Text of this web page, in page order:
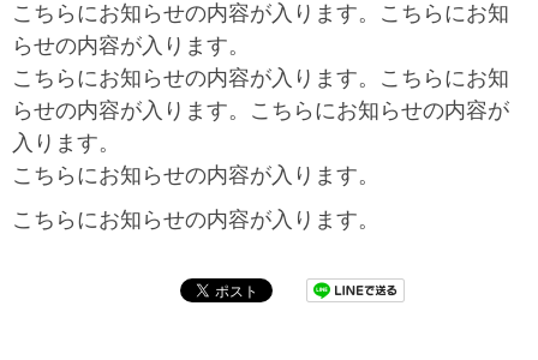
こちらにお知らせの内容が入ります。こちらにお知
らせの内容が入ります。
こちらにお知らせの内容が入ります。こちらにお知
らせの内容が入ります。こちらにお知らせの内容が
入ります。
こちらにお知らせの内容が入ります。
こちらにお知らせの内容が入ります。